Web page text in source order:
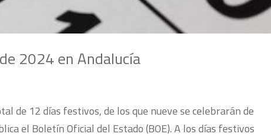
2024 en Andalucía
de 12 días festivos, de los que nueve se celebrarán de
el Boletín Oficial del Estado (BOE). A los días festivos